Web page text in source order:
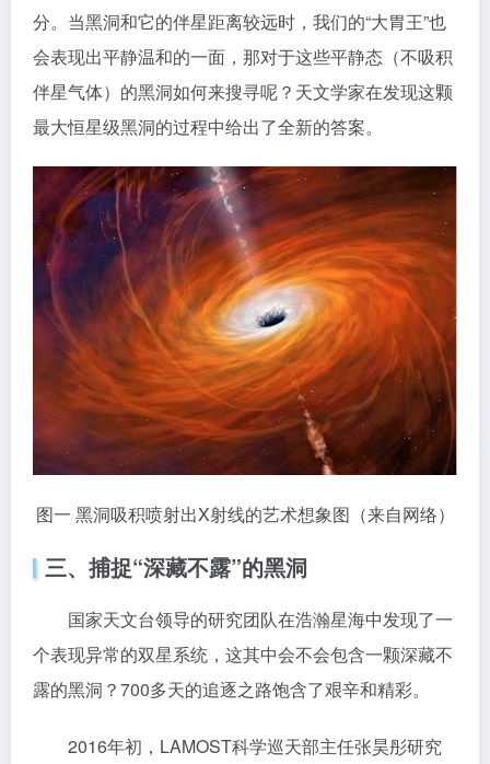
分。当黑洞和它的伴星距离较远时，我们的“大胃王”也
会表现出平静温和的一面，那对于这些平静态（不吸积
伴星气体）的黑洞如何来搜寻呢？天文学家在发现这颗
最大恒星级黑洞的过程中给出了全新的答案。
图一 黑洞吸积喷射出X射线的艺术想象图（来自网络）
三、捕捉“深藏不露”的黑洞
国家天文台领导的研究团队在浩瀚星海中发现了一
个表现异常的双星系统，这其中会不会包含一颗深藏不
露的黑洞？700多天的追逐之路饱含了艰辛和精彩。
2016年初，LAMOST科学巡天部主任张昊彤研究